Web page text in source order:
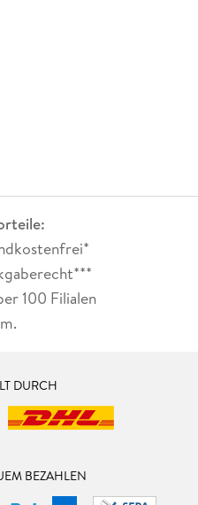
100 Filialen
DURCH
BEZAHLEN